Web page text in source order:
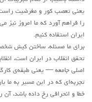
یعنی تعصب کور و مغرضیت
را فراهم آورد که ما امروز نیز
ایران استفاده کنیم.
برای ما مسئله، ساختن کیش
تحقق انقلاب در ایران است،
اصلی جامعه — یعنی طبقه‌ی
تجربه‌ای که در این مسیر به ما
خطا و انحرافی رخ داده باشد، آن